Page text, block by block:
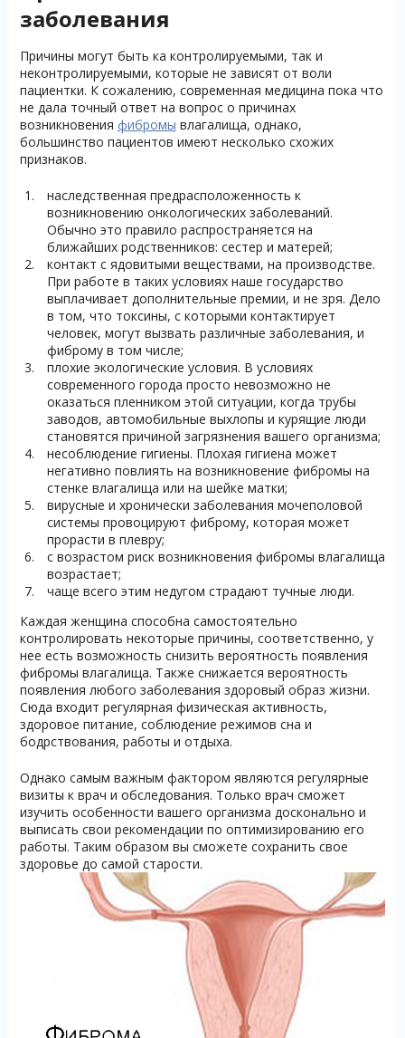
заболевания
Причины могут быть ка контролируемыми, так и
неконтролируемыми, которые не зависят от воли
пациентки. К сожалению, современная медицина пока что
не дала точный ответ на вопрос о причинах
возникновения фибромы влагалища, однако,
большинство пациентов имеют несколько схожих
признаков.
наследственная предрасположенность к
возникновению онкологических заболеваний.
Обычно это правило распространяется на
ближайших родственников: сестер и матерей;
контакт с ядовитыми веществами, на производстве.
При работе в таких условиях наше государство
выплачивает дополнительные премии, и не зря. Дело
в том, что токсины, с которыми контактирует
человек, могут вызвать различные заболевания, и
фиброму в том числе;
плохие экологические условия. В условиях
современного города просто невозможно не
оказаться пленником этой ситуации, когда трубы
заводов, автомобильные выхлопы и курящие люди
становятся причиной загрязнения вашего организма;
несоблюдение гигиены. Плохая гигиена может
негативно повлиять на возникновение фибромы на
стенке влагалища или на шейке матки;
вирусные и хронически заболевания мочеполовой
системы провоцируют фиброму, которая может
прорасти в плевру;
с возрастом риск возникновения фибромы влагалища
возрастает;
чаще всего этим недугом страдают тучные люди.
Каждая женщина способна самостоятельно
контролировать некоторые причины, соответственно, у
нее есть возможность снизить вероятность появления
фибромы влагалища. Также снижается вероятность
появления любого заболевания здоровый образ жизни.
Сюда входит регулярная физическая активность,
здоровое питание, соблюдение режимов сна и
бодрствования, работы и отдыха.
Однако самым важным фактором являются регулярные
визиты к врач и обследования. Только врач сможет
изучить особенности вашего организма досконально и
выписать свои рекомендации по оптимизированию его
работы. Таким образом вы сможете сохранить свое
здоровье до самой старости.